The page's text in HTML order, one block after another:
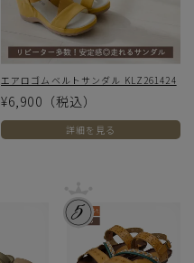
エアロゴムベルトサンダル KLZ261424
¥6,900 （税込）
詳細を見る